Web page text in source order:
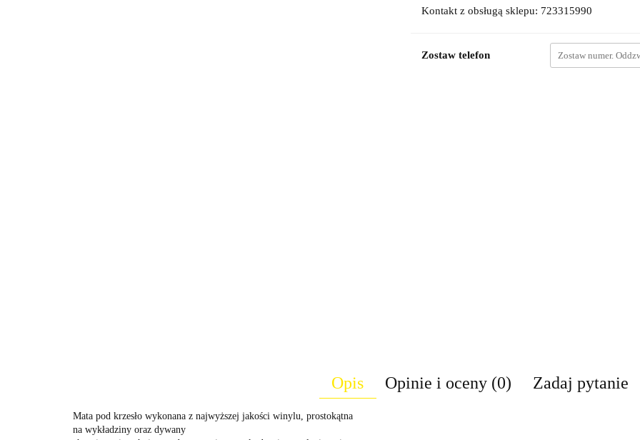
Kontakt z obsługą sklepu: 723315990
Zostaw telefon
Opis Opinie i oceny (0) Zadaj pytanie
Mata pod krzesło wykonana z najwyższej jakości winylu, prostokątna
na wykładziny oraz dywany